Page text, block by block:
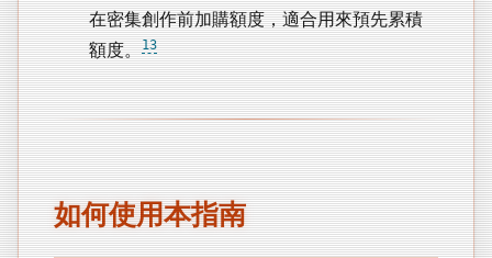
在密集創作前加購額度，適合用來預先累積
額度。13
如何使用本指南